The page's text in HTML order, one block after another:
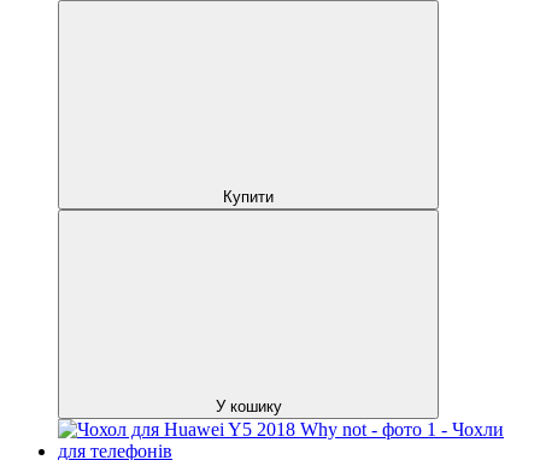
Купити
У кошику